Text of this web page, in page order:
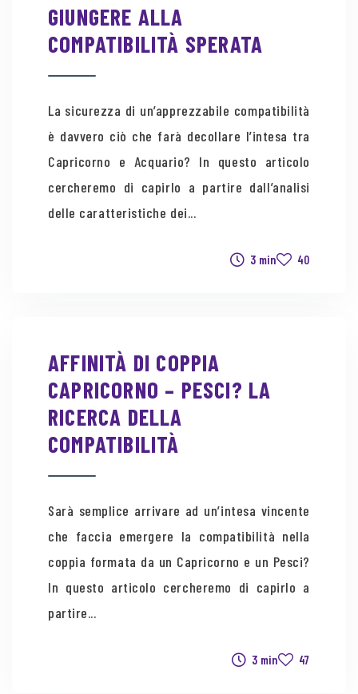
GIUNGERE ALLA
COMPATIBILITÀ SPERATA
La sicurezza di un’apprezzabile compatibilità
è davvero ciò che farà decollare l’intesa tra
Capricorno e Acquario? In questo articolo
cercheremo di capirlo a partire dall’analisi
delle caratteristiche dei...
40
3 min
AFFINITÀ DI COPPIA
CAPRICORNO – PESCI? LA
RICERCA DELLA
COMPATIBILITÀ
Sarà semplice arrivare ad un’intesa vincente
che faccia emergere la compatibilità nella
coppia formata da un Capricorno e un Pesci?
In questo articolo cercheremo di capirlo a
partire...
47
3 min